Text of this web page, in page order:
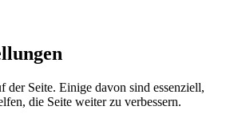
der Seite. Einige davon sind essenziell,
die Seite weiter zu verbessern.